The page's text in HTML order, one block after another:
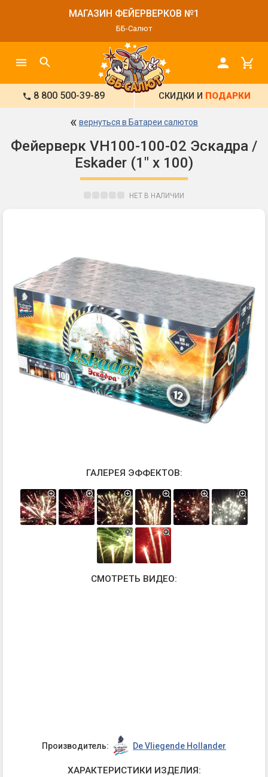
МАГАЗИН ФЕЙЕРВЕРКОВ №1
ББ-Салют
8 800 500-39-89 СКИДКИ И ПОДАРКИ
« вернуться в Батареи салютов
Фейерверк VH100-100-02 Эскадра /
Eskader (1" х 100)
НЕТ В НАЛИЧИИ
ГАЛЕРЕЯ ЭФФЕКТОВ:
СМОТРЕТЬ ВИДЕО:
Производитель: De Vliegende Hollander
ХАРАКТЕРИСТИКИ ИЗДЕЛИЯ: